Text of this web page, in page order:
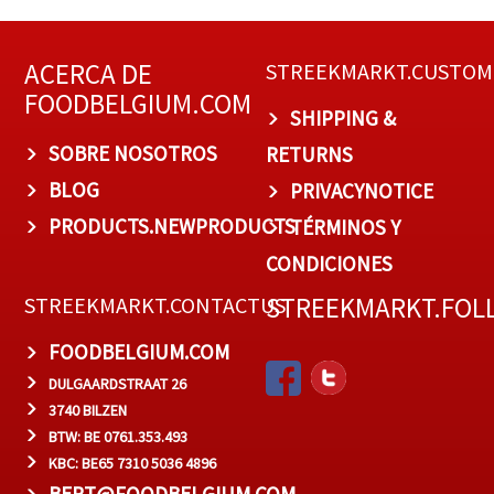
ACERCA DE
FOODBELGIUM.COM
SOBRE NOSOTROS
BLOG
PRODUCTS.NEWPRODUCTS
SHIPPING &
RETURNS
PRIVACYNOTICE
TÉRMINOS Y
CONDICIONES
STREEKMARKT.CONTACTUS
FOODBELGIUM.COM
DULGAARDSTRAAT 26
3740 BILZEN
BTW: BE 0761.353.493
KBC: BE65 7310 5036 4896